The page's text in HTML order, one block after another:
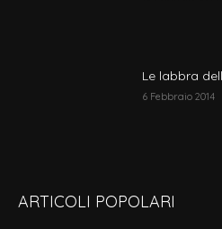
Le labbra
6 Febbraio 2014
ARTICOLI POPOLARI